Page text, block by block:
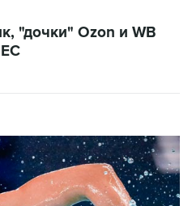
"дочки" Ozon и WB